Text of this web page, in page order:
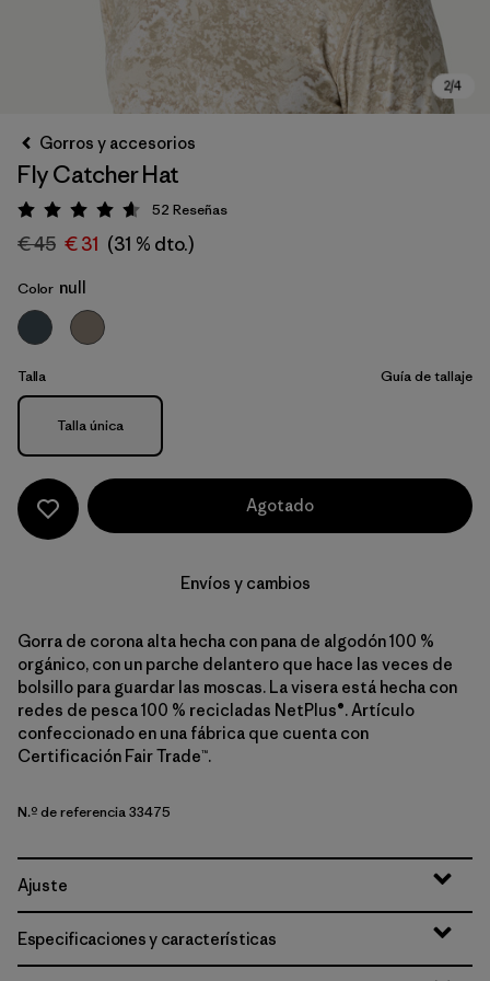
Gorros y accesorios
Fly Catcher Hat
Puntuación: 4.6 / 5
52 Reseñas
€ 45 € 31 (31 % dto.)
Color null
Talla Guía de tallaje
Talla
Talla única
Agotado
Envíos y cambios
Gorra de corona alta hecha con pana de algodón 100 %
orgánico, con un parche delantero que hace las veces de
bolsillo para guardar las moscas. La visera está hecha con
redes de pesca 100 % recicladas NetPlus®. Artículo
confeccionado en una fábrica que cuenta con
Certificación Fair Trade™.
N.º de referencia 33475
Ajuste
Especificaciones y características